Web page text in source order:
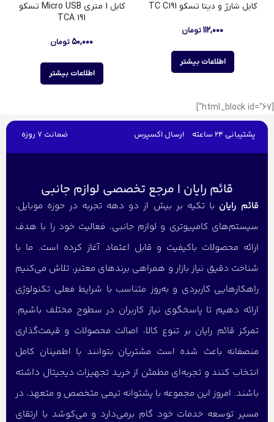
كابل شارژ و دیتا تسکو TC C191
۱۱۲,۰۰۰تومان
اطلاعات بیشتر
کابل 1 متری Micro USB تسکو
TCA 191
۵۰,۰۰۰تومان
اطلاعات بیشتر
[html_block id="67"]
پشتیبانی 24 ساعته ارسال اکسپرس ضمانت 7 روزه
قائم رایان | مرجع تخصصی لوازم جانبی
قائم رایان با تکیه بر بیش از دو دهه تجربه در حوزه موبایل،
سیستم‌های کامپیوتری و لوازم جانبی، فعالیت خود را با هدف
ارائه محصولات باکیفیت و قابل اعتماد آغاز کرده است. ما با
شناخت دقیق نیاز بازار و همراهی برندهای معتبر، تلاش می‌کنیم
راهکارهایی کاربردی و به‌روز متناسب با شرایط فعلی تکنولوژی
ارائه دهیم تا پاسخگوی نیاز کاربران در سطوح مختلف باشیم.
تمرکز قائم رایان بر تنوع کالا، اصالت محصولات و قیمت‌گذاری
منصفانه باعث شده است مشتریان بتوانند با اطمینان کامل
انتخاب کنند و تجربه‌ای مطمئن از خرید تجهیزات دیجیتال داشته
باشند. امروز این مجموعه با پشتوانه تیمی متخصص و متعهد، در
مسیر توسعه خدمات خود گام برمی‌دارد و می‌کوشد با ارتقای